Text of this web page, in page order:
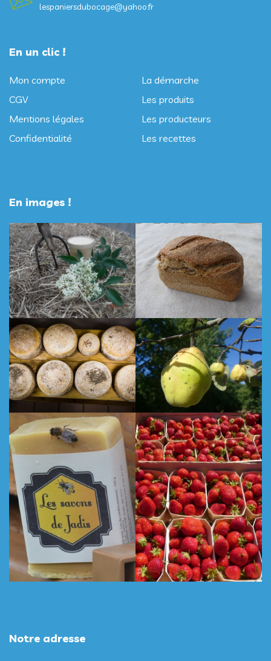
lespaniersdubocage@yahoo.fr
En un clic !
Mon compte
CGV
Mentions légales
Confidentialité
La démarche
Les produits
Les producteurs
Les recettes
En images !
Notre adresse